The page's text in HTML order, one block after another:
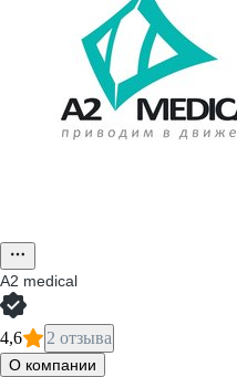
A2 medical
4,6 2 отзыва
О компании